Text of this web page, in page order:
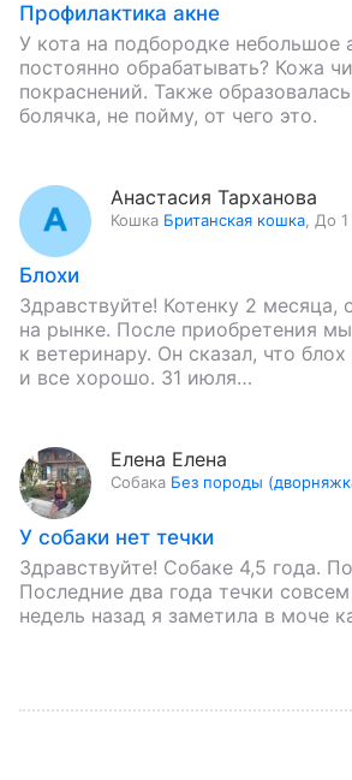
Профилактика акне
У кота на подбородке небольшое
постоянно обрабатывать? Кожа
покраснений. Также
болячка, не пойму, от чего это.
Анастасия Тарханова
Кошка Британская кошка До 1
Блохи
Здравствуйте! Котенку 2 месяца,
на рынке. После приобретения
к ветеринару. Он сказал, что
и все хорошо. 31 июля…
Елена Елена
Собака Без породы
У собаки нет течки
Здравствуйте! Собаке 4,5 года.
Последние два года течки
недель назад я заметила в моче